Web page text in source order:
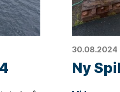
30.08.2024
Ny